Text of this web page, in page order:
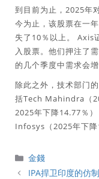
到目前为止，2025年
今为止，该股票在一
失了10％以上。 Axis
入股票。他们押注了
的几个季度中需求会增
除此之外，技术部门
括Tech Mahindra（
2025年下降14.77％
Infosys（2025年下降
分
類
金錢
IPA捍卫印度的仿